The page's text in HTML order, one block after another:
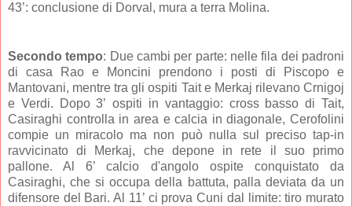
43’: conclusione di Dorval, mura a terra Molina.
Secondo tempo: Due cambi per parte: nelle fila dei padroni
di casa Rao e Moncini prendono i posti di Piscopo e
Mantovani, mentre tra gli ospiti Tait e Merkaj rilevano Crnigoj
e Verdi. Dopo 3’ ospiti in vantaggio: cross basso di Tait,
Casiraghi controlla in area e calcia in diagonale, Cerofolini
compie un miracolo ma non può nulla sul preciso tap-in
ravvicinato di Merkaj, che depone in rete il suo primo
pallone. Al 6’ calcio d'angolo ospite conquistato da
Casiraghi, che si occupa della battuta, palla deviata da un
difensore del Bari. Al 11’ ci prova Cuni dal limite: tiro murato